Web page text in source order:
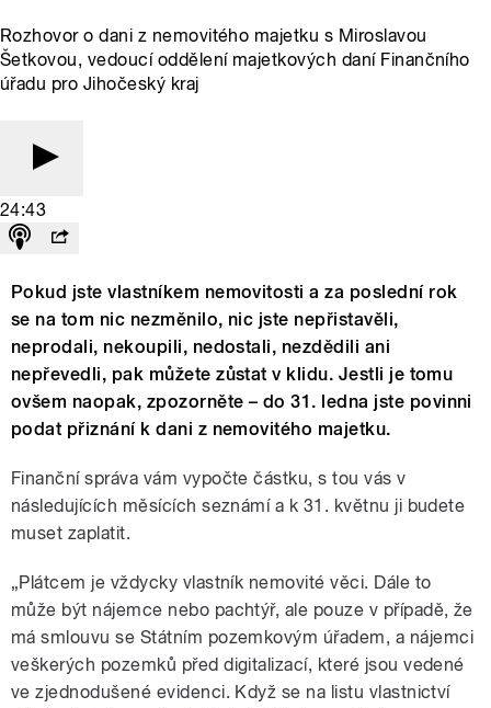
Rozhovor o dani z nemovitého majetku s Miroslavou
Šetkovou, vedoucí oddělení majetkových daní Finančního
úřadu pro Jihočeský kraj
24:43
Pokud jste vlastníkem nemovitosti a za poslední rok
se na tom nic nezměnilo, nic jste nepřistavěli,
neprodali, nekoupili, nedostali, nezdědili ani
nepřevedli, pak můžete zůstat v klidu. Jestli je tomu
ovšem naopak, zpozorněte – do 31. ledna jste povinni
podat přiznání k dani z nemovitého majetku.
Finanční správa vám vypočte částku, s tou vás v
následujících měsících seznámí a k 31. květnu ji budete
muset zaplatit.
„Plátcem je vždycky vlastník nemovité věci. Dále to
může být nájemce nebo pachtýř, ale pouze v případě, že
má smlouvu se Státním pozemkovým úřadem, a nájemci
veškerých pozemků před digitalizací, které jsou vedené
ve zjednodušené evidenci. Když se na listu vlastnictví